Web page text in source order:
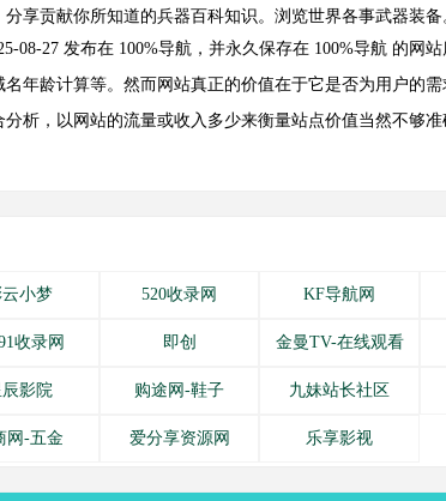
享贡献你所知道的兵器百科知识。浏览世界各事武器装备
08-27 发布在 100%导航，并永久保存在 100%导航 的网
名年龄计算等。然而网站真正的价值在于它是否为用户
析，以网站的流量或收入多少来衡量站点价值当然不够
小梦 520收录网 KF导航网
收录网 即创 金曼TV-在线观看
影院 购途网-鞋子 九妹站长社区
网-五金 爱分享资源网 乐享影视